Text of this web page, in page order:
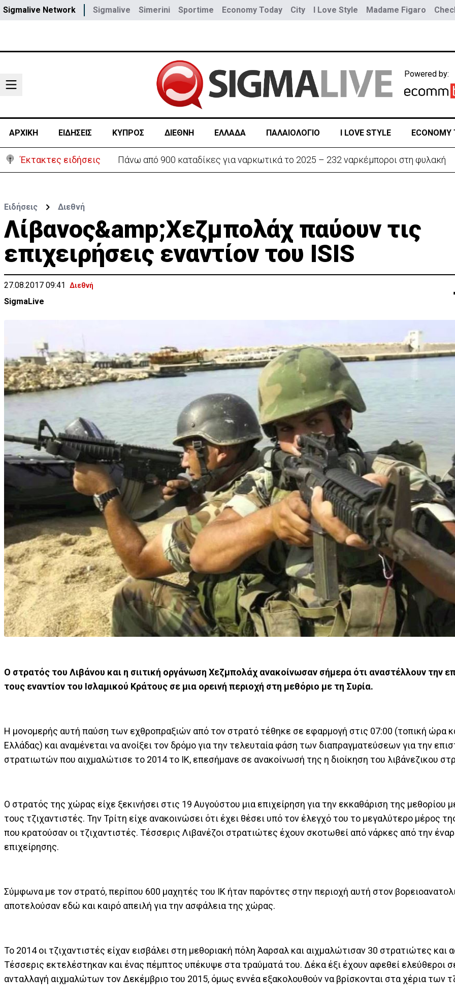
Sigmalive Network Sigmalive Simerini Sportime Economy Today City I Love Style Madame Figaro
Powered by:
ΑΡΧΙΚΗ ΕΙΔΗΣΕΙΣ ΚΥΠΡΟΣ ΔΙΕΘΝΗ ΕΛΛΑΔΑ ΠΑΛΑΙΟΛΟΓΙΟ I LOVE STYLE ECONOMY
Έκτακτες ειδήσεις Πάνω από 900 καταδίκες για ναρκωτικά το 2025 – 232 ναρκέμποροι στη φυλακή
Ειδήσεις Διεθνή
Λίβανος&amp;Χεζμπολάχ παύουν τις
επιχειρήσεις εναντίον του ISIS
27.08.2017 09:41 Διεθνή
SigmaLive
Ο στρατός του Λιβάνου και η σιιτική οργάνωση Χεζμπολάχ ανακοίνωσαν σήμερα ότι αναστέλλουν την
τους εναντίον του Ισλαμικού Κράτους σε μια ορεινή περιοχή στη μεθόριο με τη Συρία.
Η μονομερής αυτή παύση των εχθροπραξιών από τον στρατό τέθηκε σε εφαρμογή στις 07:00 (τοπική ώρα
Ελλάδας) και αναμένεται να ανοίξει τον δρόμο για την τελευταία φάση των διαπραγματεύσεων για την
στρατιωτών που αιχμαλώτισε το 2014 το ΙΚ, επεσήμανε σε ανακοίνωσή της η διοίκηση του λιβάνεζικου
Ο στρατός της χώρας είχε ξεκινήσει στις 19 Αυγούστου μια επιχείρηση για την εκκαθάριση της μεθορίου
τους τζιχαντιστές. Την Τρίτη είχε ανακοινώσει ότι έχει θέσει υπό τον έλεγχό του το μεγαλύτερο μέρος
που κρατούσαν οι τζιχαντιστές. Τέσσερις Λιβανέζοι στρατιώτες έχουν σκοτωθεί από νάρκες από την
επιχείρησης.
Σύμφωνα με τον στρατό, περίπου 600 μαχητές του ΙΚ ήταν παρόντες στην περιοχή αυτή στον
αποτελούσαν εδώ και καιρό απειλή για την ασφάλεια της χώρας.
Το 2014 οι τζιχαντιστές είχαν εισβάλει στη μεθοριακή πόλη Άαρσαλ και αιχμαλώτισαν 30 στρατιώτες και
Τέσσερις εκτελέστηκαν και ένας πέμπτος υπέκυψε στα τραύματά του. Δέκα έξι έχουν αφεθεί ελεύθεροι
ανταλλαγή αιχμαλώτων τον Δεκέμβριο του 2015, όμως εννέα εξακολουθούν να βρίσκονται στα χέρια των